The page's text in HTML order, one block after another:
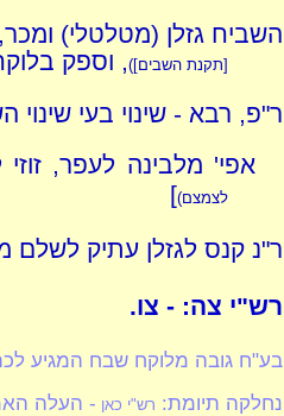
השביח גזלן (מטלטלי)
[תקנת השבים]), וספק
ר"פ, רבא - שינוי בעי שינוי
אפי' מלבינה לעפר,
לצמצם)]
ר"נ קנס לגזלן עתיק
רש"י צה: - צו.
בע"ח גובה מלוקח שבח המגיע
נחלקה תיומת: רש"י כאן - העלה